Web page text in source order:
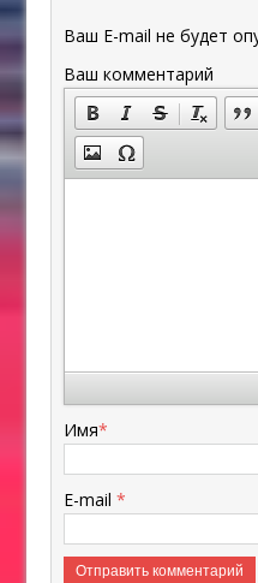
Ваш E-mail не будет
Ваш комментарий
Имя*
E-mail*